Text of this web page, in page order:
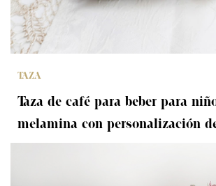
TAZA
Taza de café para beber para
melamina con personalización